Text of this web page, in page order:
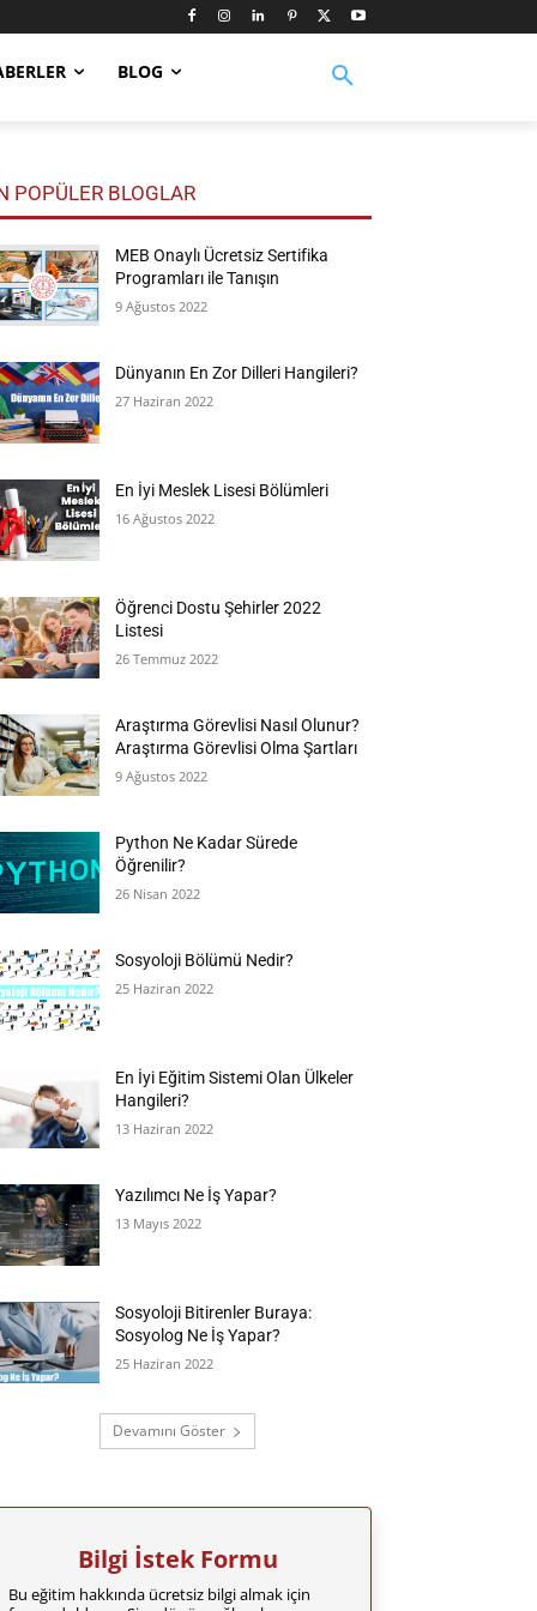
BLOG
POPÜLER BLOGLAR
MEB Onaylı Ücretsiz Sertifika
Programları ile Tanışın
9 Ağustos 2022
Dünyanın En Zor Dilleri Hangileri?
27 Haziran 2022
En İyi Meslek Lisesi Bölümleri
16 Ağustos 2022
Öğrenci Dostu Şehirler 2022
Listesi
26 Temmuz 2022
Araştırma Görevlisi Nasıl Olunur?
Araştırma Görevlisi Olma Şartları
9 Ağustos 2022
Python Ne Kadar Sürede
Öğrenilir?
26 Nisan 2022
Sosyoloji Bölümü Nedir?
25 Haziran 2022
En İyi Eğitim Sistemi Olan Ülkeler
Hangileri?
13 Haziran 2022
Yazılımcı Ne İş Yapar?
13 Mayıs 2022
Sosyoloji Bitirenler Buraya:
Sosyolog Ne İş Yapar?
25 Haziran 2022
Devamını Göster
Bilgi İstek Formu
Bu eğitim hakkında ücretsiz bilgi almak için